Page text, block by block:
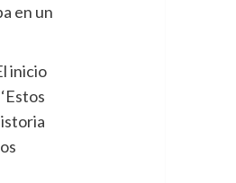
en un
inicio